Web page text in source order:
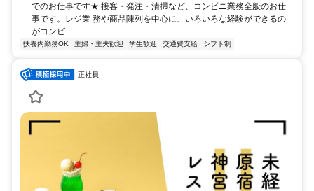
でのお仕事です★ 接客・発注・清掃など、コンビニ業務全般のお仕
事です。レジ業 務や商品陳列を中心に、いろいろな経験ができるの
がコンビ...
扶養内勤務OK 主婦・主夫歓迎 学生歓迎 交通費支給 シフト制
正社員